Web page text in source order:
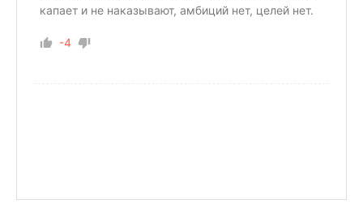
капает и не наказывают, амбиций нет, целей нет.
-4